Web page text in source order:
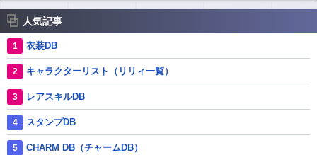
人気記事
衣装DB
キャラクターリスト（リリィ一覧）
レアスキルDB
スタンプDB
CHARM DB（チャームDB）